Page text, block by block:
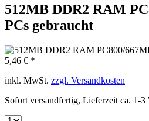
512MB DDR2 RAM
PCs gebraucht
5,46 € *
inkl. MwSt. zzgl. Versandkosten
Sofort versandfertig, Lieferzeit ca. 1-3